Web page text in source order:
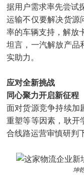
据用户需求率先尝试
运输不仅要解决货源
率的车辆支持，解放
坦言，一汽解放产品
实助力。
应对全新挑战
同心聚力开启新征程
面对货源竞争持续加
重塑等等因素，耿开
合线路运营审慎研判
坤